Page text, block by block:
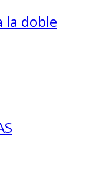
la doble